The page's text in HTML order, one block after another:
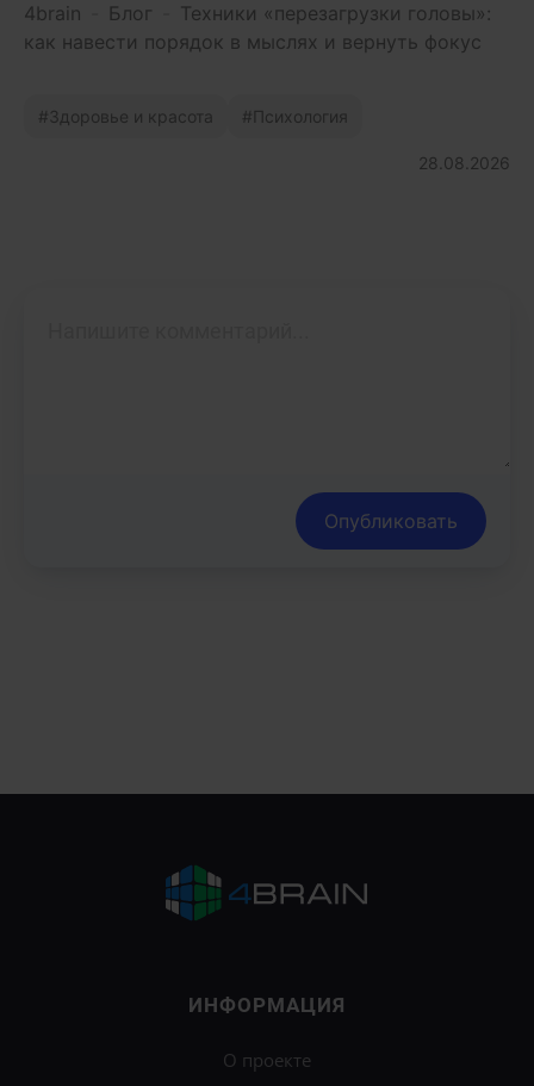
4brain Блог
Техники «перезагрузки головы»:
как навести порядок в мыслях и вернуть фокус
Здоровье и красота Психология
28.08.2026
Опубликовать
ИНФОРМАЦИЯ
О проекте